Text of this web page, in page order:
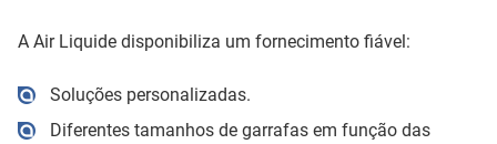
A Air Liquide disponibiliza um fornecimento fiável:
Soluções personalizadas.
Diferentes tamanhos de garrafas em função das